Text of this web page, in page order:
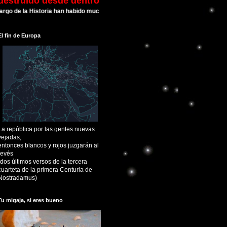
Historia han habido muchas Civilizaciones que alcanzaron su esplendor y
fin de Europa
república por las gentes nuevas
blancos y rojos juzgarán al
últimos versos de la tercera
de la primera Centuria de
migaja, si eres bueno